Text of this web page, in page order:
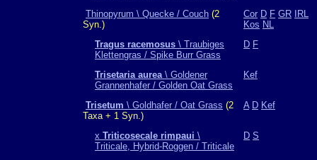
Thinopyrum \ Quecke / Couch (2
Syn.)
Cor D F GR
IRL
Kos NL
Tragus racemosus \ Traubiges
Klettengras / Spike Burr Grass
D F
Trisetaria aurea\ Goldener
Grannenhafer / Golden Oat Grass
Kef
Trisetum \ Goldhafer / Oat Grass (2
Taxa + 1 Syn.)
A D Kef
x Triticosecale rimpaui \
Triticale, Hybrid-Roggen / Triticale
D S